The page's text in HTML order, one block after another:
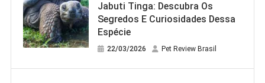
Jabuti Tinga: Descubra Os
Segredos E Curiosidades Dessa
Espécie
22/03/2026 Pet Review Brasil